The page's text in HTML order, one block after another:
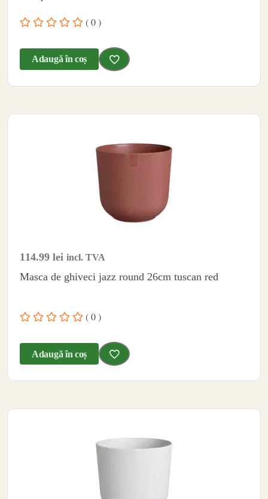
( 0 )
Adaugă în coș
114.99 lei incl. TVA
Masca de ghiveci jazz round 26cm tuscan red
( 0 )
Adaugă în coș